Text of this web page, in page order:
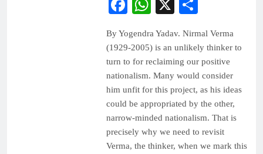
Facebook
WhatsApp
X
By Yogendra Yadav. Nirmal Verma
(1929-2005) is an unlikely thinker to
turn to for reclaiming our positive
nationalism. Many would consider
him unfit for this project, as his ideas
could be appropriated by the other,
narrow-minded nationalism. That is
precisely why we need to revisit
Verma, the thinker, when we mark this